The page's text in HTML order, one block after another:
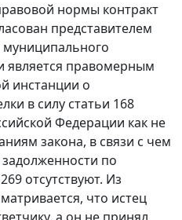
нормы контракт
представителем
является правомерным
инстанции о
в силу статьи 168
Федерации как не
закона, в связи с чем
по
отсутствуют. Из
что истец